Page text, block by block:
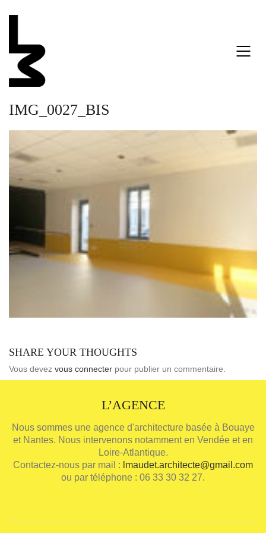
IMG_0027_BIS
SHARE YOUR THOUGHTS
Vous devez vous connecter pour publier un commentaire.
L’AGENCE
Nous sommes une agence d'architecture basée à Bouaye
et Nantes. Nous intervenons notamment en Vendée et en
Loire-Atlantique.
Contactez-nous par mail : lmaudet.architecte@gmail.com
ou par téléphone : 06 33 30 32 27.